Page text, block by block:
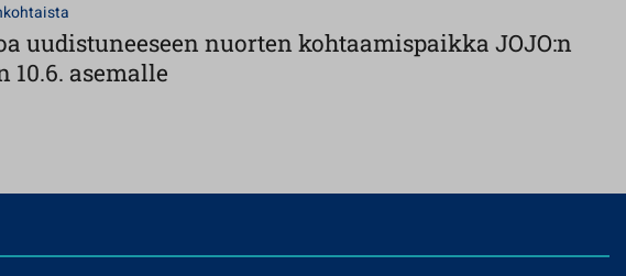
uudistuneeseen nuorten kohtaamispaikka JOJO:n
10.6. asemalle